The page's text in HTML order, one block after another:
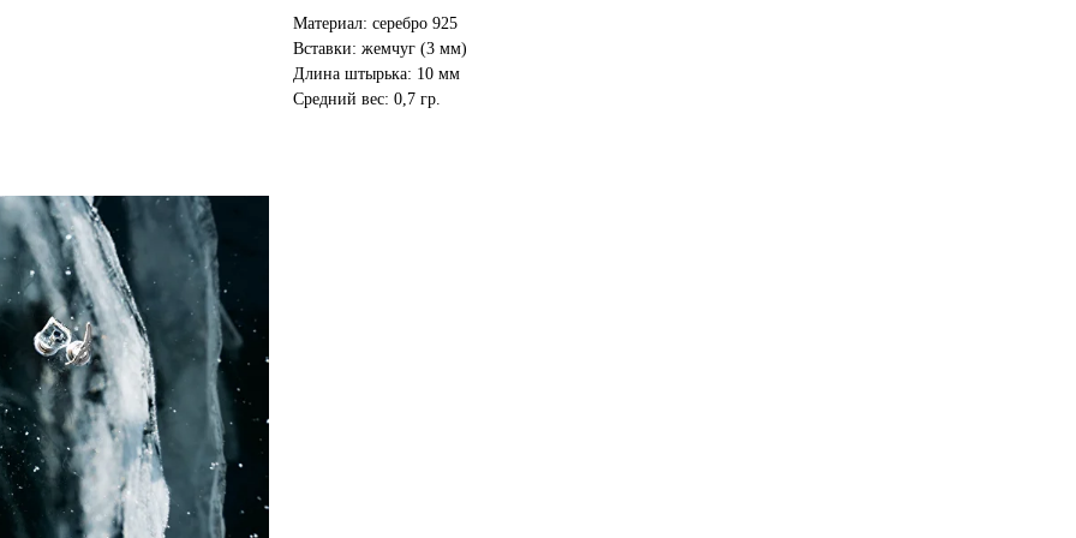
Материал: серебро 925
Вставки: жемчуг (3 мм)
Длина штырька: 10 мм
Средний вес: 0,7 гр.